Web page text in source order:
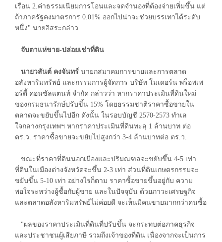
เรือน 2.ค่าธรรมเนียมการโอนและจดจำนองที่ต้องจ่ายเพิ่มขึ้น แต่
ถ้าภาครัฐคงมาตรการ 0.01% ออกไปน่าจะช่วยบรรเทาได้ระดับ
หนึ่ง" นายอิสระกล่าว
จับตาแห่ขาย-ปล่อยเช่าที่ดิน
นายวสันต์ คงจันทร์ นายกสมาคมการขายและการตลาด
อสังหาริมทรัพย์ และกรรมการผู้จัดการ บริษัท โมเดอร์น พร็อพเพ
อร์ตี้ คอนซัลแตนท์ จำกัด กล่าวว่า หากราคาประเมินที่ดินใหม่
ของกรมธนารักษ์ปรับขึ้น 15% โดยธรรมชาติราคาซื้อขายใน
ตลาดจะขยับขึ้นไปอีก ดังนั้น ในรอบบัญชี 2570-2573 ทำเล
ใจกลางกรุงเทพฯ หากราคาประเมินที่ดินทะลุ 1 ล้านบาท ต่อ
ตร.ว. ราคาซื้อขายจะขยับไปสูงกว่า 3-4 ล้านบาทต่อ ตร.ว.
ขณะที่ราคาที่ดินนอกเมืองและปริมณฑลจะขยับขึ้น 4-5 เท่า
ที่ดินในเมืองต่างจังหวัดจะขึ้น 2-3 เท่า ส่วนที่ดินเกษตรกรรมจะ
ขยับขึ้น 5-10 เท่า อย่างไรก็ตาม ราคาซื้อขายขึ้นอยู่กับ ความ
พอใจระหว่างผู้ซื้อกับผู้ขาย และในปัจจุบัน ด้วยภาวะเศรษฐกิจ
และตลาดอสังหาริมทรัพย์ไม่ค่อยดี จะเห็นมีคนขายมากกว่าคนซื้อ
"ผลของราคาประเมินที่ดินที่ปรับขึ้น จะกระทบต่อภาคธุรกิจ
และประชาชนผู้เสียภาษี รวมถึงเจ้าของที่ดิน เนื่องจากจะเป็นการ